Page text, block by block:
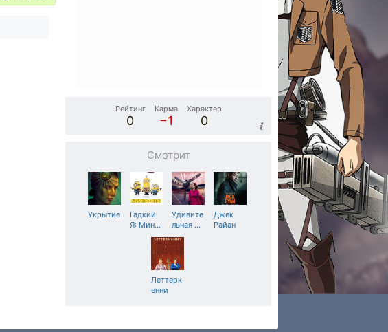
Рейтинг
0
Карма
−1
Характер
0
Смотрит
Укрытие
Гадкий
Я: Мин…
Удивите
льная …
Джек
Райан
Леттерк
енни